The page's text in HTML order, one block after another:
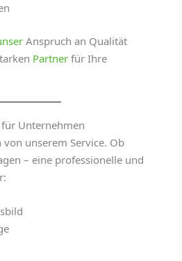
Anspruch an Qualität
Partner für Ihre
Unternehmen
unserem Service. Ob
– eine professionelle und